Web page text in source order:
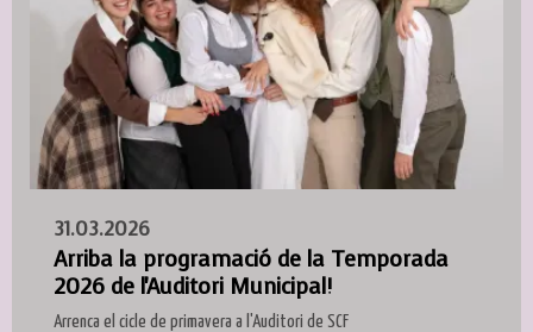
31.03.2026
Arriba la programació de la Temporada
2026 de l'Auditori Municipal!
Arrenca el cicle de primavera a l'Auditori de SCF